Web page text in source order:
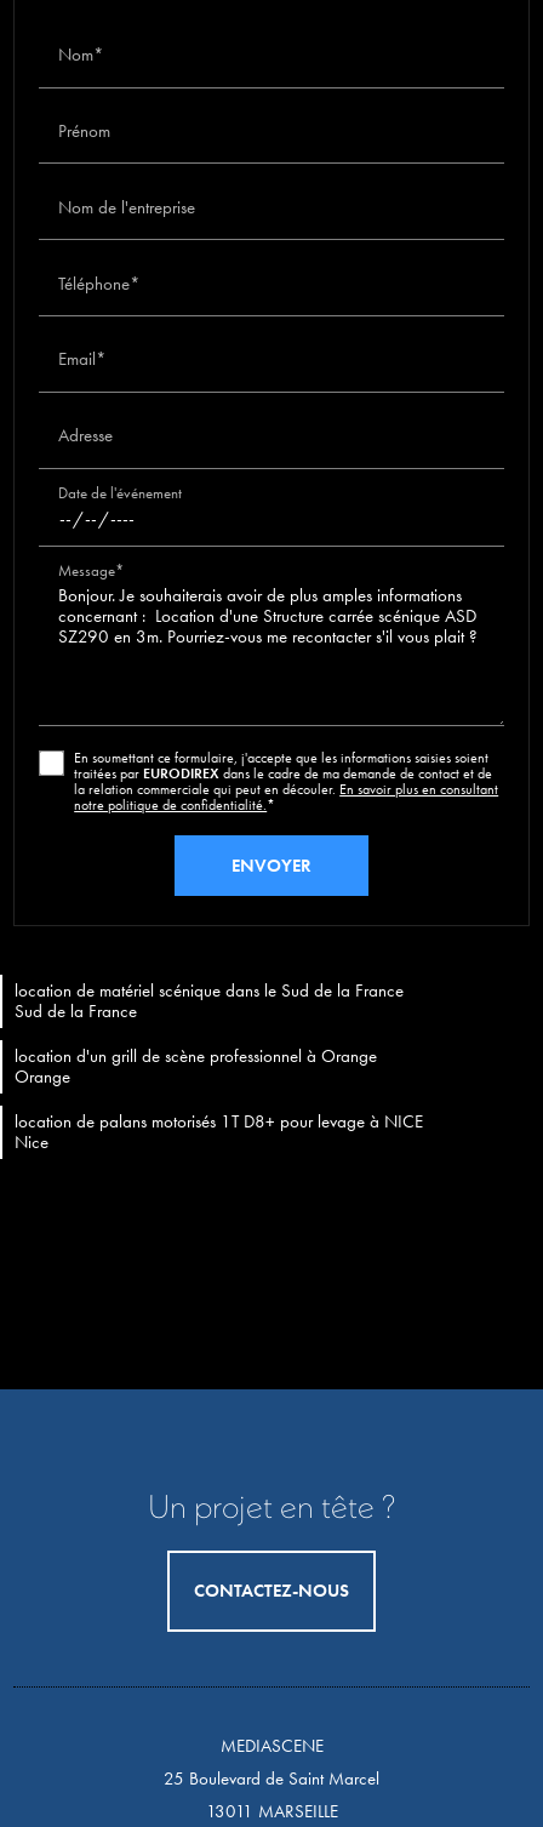
Nom*
Prénom
Nom de l'entreprise
Téléphone*
Email*
Adresse
Date de l'événement
Message*
En soumettant ce formulaire, j'accepte que les informations saisies soient
traitées parEURODIREXdans le cadre de ma demande de contact et de
la relation commerciale qui peut en découler. En savoir plus en consultant
notre politique de confidentialité.*
location de matériel scénique dans le Sud de la France
Sud de la France
location d'un grill de scène professionnel à Orange
Orange
location de palans motorisés 1T D8+ pour levage à NICE
Nice
Un projet en tête ?
CONTACTEZ-NOUS
MEDIASCENE
25 Boulevard de Saint Marcel
13011 MARSEILLE